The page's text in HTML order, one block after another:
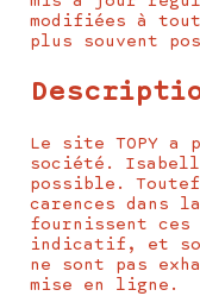
modifiées à
plus souvent
Le site TOPY
société.
possible.
carences
fournissent
indicatif, et
ne sont pas
mise en ligne.